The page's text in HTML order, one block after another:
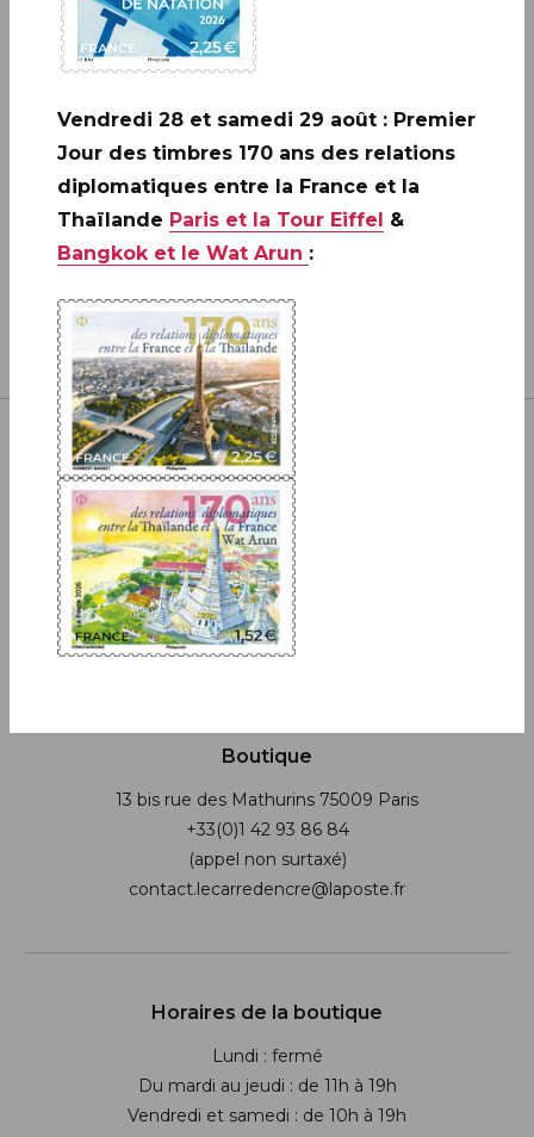
A ne pas rater: 20 ANS DE LA
CRÉATION DE PHILAPOSTE
2006 - 2026 / BLOC
EN SAVOIR PLUS
Inscrivez-vous à notre newsletter
JE M'ABONNE
Boutique
13 bis rue des Mathurins 75009 Paris
+33(0)1 42 93 86 84
(appel non surtaxé)
contact.lecarredencre@laposte.fr
Horaires de la boutique
Lundi : fermé
Du mardi au jeudi : de 11h à 19h
Vendredi et samedi : de 10h à 19h
Vendredi 28 et samedi 29 août : Premier
Jour des timbres 170 ans des relations
diplomatiques entre la France et la
Thaïlande Paris et la Tour Eiffel &
Bangkok et le Wat Arun :